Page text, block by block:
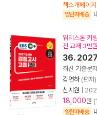
책소개페이
양탄자배송
워리스톤 키
천 교재 3만
36. 2027
최신 기출문
김연하(편저)
신지원
18,000원
양탄자배송